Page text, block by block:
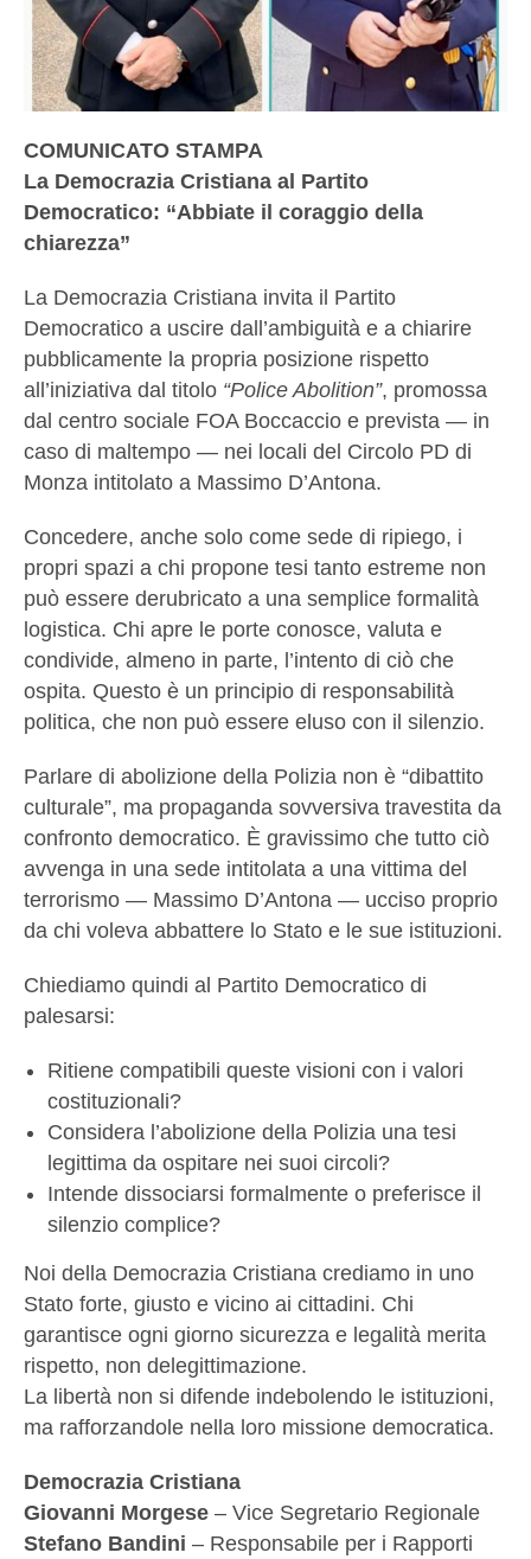
COMUNICATO STAMPA
La Democrazia Cristiana al Partito
Democratico: “Abbiate il coraggio della
chiarezza”
La Democrazia Cristiana invita il Partito
Democratico a uscire dall’ambiguità e a chiarire
pubblicamente la propria posizione rispetto
all’iniziativa dal titolo “Police Abolition”, promossa
dal centro sociale FOA Boccaccio e prevista — in
caso di maltempo — nei locali del Circolo PD di
Monza intitolato a Massimo D’Antona.
Concedere, anche solo come sede di ripiego, i
propri spazi a chi propone tesi tanto estreme non
può essere derubricato a una semplice formalità
logistica. Chi apre le porte conosce, valuta e
condivide, almeno in parte, l’intento di ciò che
ospita. Questo è un principio di responsabilità
politica, che non può essere eluso con il silenzio.
Parlare di abolizione della Polizia non è “dibattito
culturale”, ma propaganda sovversiva travestita da
confronto democratico. È gravissimo che tutto ciò
avvenga in una sede intitolata a una vittima del
terrorismo — Massimo D’Antona — ucciso proprio
da chi voleva abbattere lo Stato e le sue istituzioni.
Chiediamo quindi al Partito Democratico di
palesarsi:
Ritiene compatibili queste visioni con i valori
costituzionali?
Considera l’abolizione della Polizia una tesi
legittima da ospitare nei suoi circoli?
Intende dissociarsi formalmente o preferisce il
silenzio complice?
Noi della Democrazia Cristiana crediamo in uno
Stato forte, giusto e vicino ai cittadini. Chi
garantisce ogni giorno sicurezza e legalità merita
rispetto, non delegittimazione.
La libertà non si difende indebolendo le istituzioni,
ma rafforzandole nella loro missione democratica.
Democrazia Cristiana
Giovanni Morgese – Vice Segretario Regionale
Stefano Bandini – Responsabile per i Rapporti